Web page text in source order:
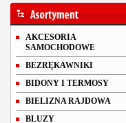
AKCESORIA
SAMOCHODOWE
BEZRĘKAWNIKI
BIDONY I TERMOSY
BIELIZNA RAJDOWA
BLUZY